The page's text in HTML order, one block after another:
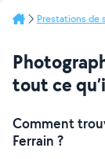
Prestations de
tout ce
Comment
Ferrain ?